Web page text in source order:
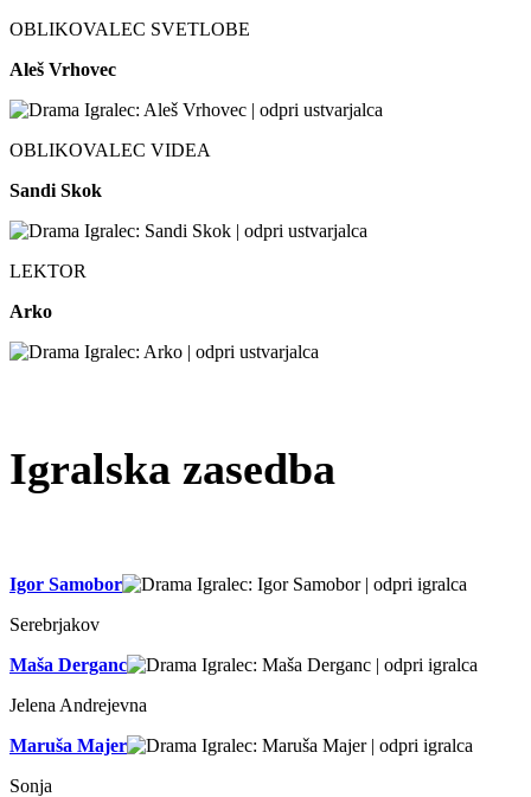
OBLIKOVALEC SVETLOBE
Aleš Vrhovec
OBLIKOVALEC VIDEA
Sandi Skok
LEKTOR
Arko
Igralska zasedba
Igor Samobor
Serebrjakov
Maša Derganc
Jelena Andrejevna
Maruša Majer
Sonja